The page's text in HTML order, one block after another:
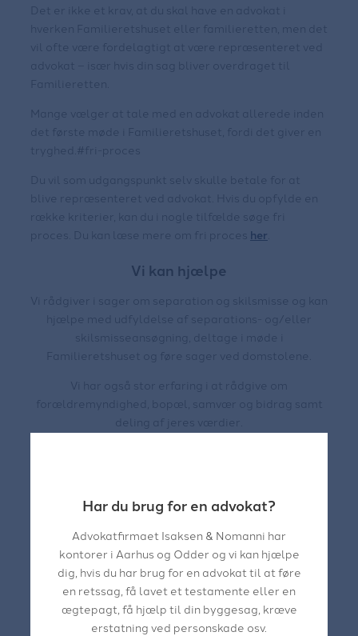
Det er ikke et krav, at du skal have en advokat i
hverken Familieretshuset eller familieretten, men det
vil ofte være fordelagtigt at være repræsenteret ved
advokat – især hvis din sag bliver overdraget til
Familieretten.
Mange vælger at tale med en advokat allerede inden
det første møde i Familieretshuset, fordi det giver en
tryghed.#fri-proces
Du vil som udgangspunkt selv skulle betale for at
blive repræsenteret ved advokat. Hvis du opfylde en
række kriterier, kan du i nogle tilfælde søge fri
proces. Du kan læse mere om fri proces her
Vi kan hjælpe
Vi rådgiver i sager om separation og skilsmisse og kan
hjælpe med udfyldelse af separations- og/eller
skilsmisseansøgning, deltage i møde i
Familieretshuset og føre sager ved domstolene.
Vi har også stor erfaring i at rådgive om
forældremyndighed, bopæl, samvær og bidrag samt
deling af jeres værdier.
Har du brug for en advokat?
Advokatfirmaet Isaksen & Nomanni har
kontorer i Aarhus og Odder og vi kan hjælpe
dig, hvis du har brug for en advokat til at føre
en retssag, få lavet et testamente eller en
ægtepagt, få hjælp til din byggesag, kræve
erstatning ved personskade osv.